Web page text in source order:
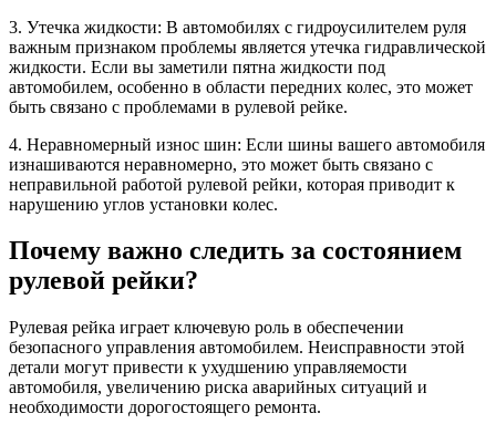
3. Утечка жидкости: В автомобилях с гидроусилителем руля
важным признаком проблемы является утечка гидравлической
жидкости. Если вы заметили пятна жидкости под
автомобилем, особенно в области передних колес, это может
быть связано с проблемами в рулевой рейке.
4. Неравномерный износ шин: Если шины вашего автомобиля
изнашиваются неравномерно, это может быть связано с
неправильной работой рулевой рейки, которая приводит к
нарушению углов установки колес.
Почему важно следить за состоянием
рулевой рейки?
Рулевая рейка играет ключевую роль в обеспечении
безопасного управления автомобилем. Неисправности этой
детали могут привести к ухудшению управляемости
автомобиля, увеличению риска аварийных ситуаций и
необходимости дорогостоящего ремонта.